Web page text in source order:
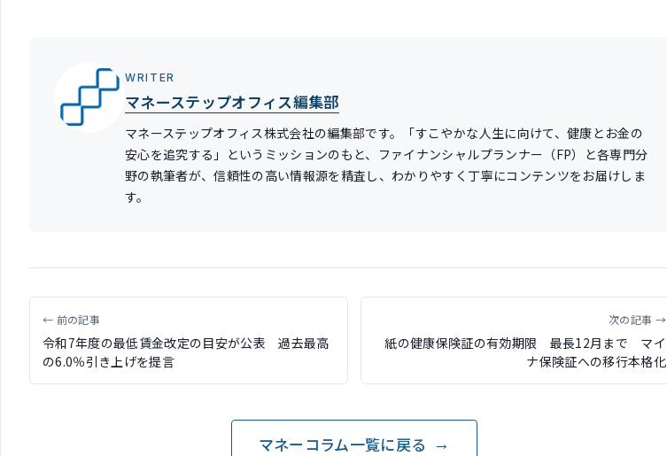
WRITER
マネーステップオフィス編集部
マネーステップオフィス株式会社の編集部です。「すこやかな人生に向けて、健康とお金の
安心を追究する」というミッションのもと、ファイナンシャルプランナー（FP）と各専門分
野の執筆者が、信頼性の高い情報源を精査し、わかりやすく丁寧にコンテンツをお届けしま
す。
← 前の記事
令和7年度の最低賃金改定の目安が公表 過去最高
の6.0％引き上げを提言
次の記事 →
紙の健康保険証の有効期限 最長12月まで マイ
ナ保険証への移行本格化
マネーコラム一覧に戻る